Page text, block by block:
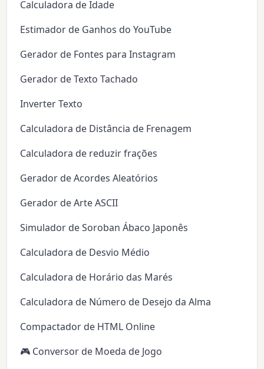
Calculadora de Idade
Estimador de Ganhos do YouTube
Gerador de Fontes para Instagram
Gerador de Texto Tachado
Inverter Texto
Calculadora de Distância de Frenagem
Calculadora de reduzir frações
Gerador de Acordes Aleatórios
Gerador de Arte ASCII
Simulador de Soroban Ábaco Japonês
Calculadora de Desvio Médio
Calculadora de Horário das Marés
Calculadora de Número de Desejo da Alma
Compactador de HTML Online
🎮 Conversor de Moeda de Jogo